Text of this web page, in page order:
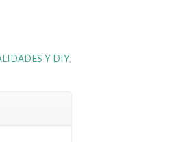
Y DIY,